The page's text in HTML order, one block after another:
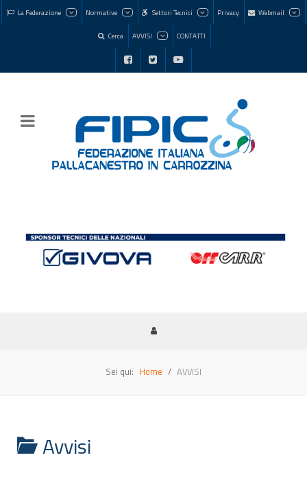
La Federazione Normative Settori Tecnici Privacy Webmail
Cerca AVVISI CONTATTI
Sei qui: Home AVVISI
Avvisi